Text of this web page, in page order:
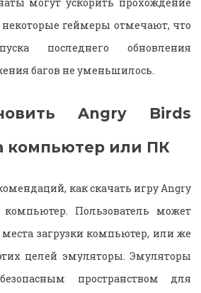
геймеры отмечают, что
последнего обновления
багов не уменьшилось.
Angry Birds
компьютер или ПК
как скачать игру Angry
Пользователь может
загрузки компьютер, или же
целей эмуляторы. Эмуляторы
пространством для